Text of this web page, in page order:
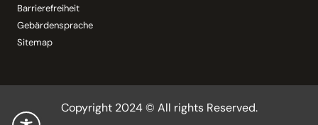
Barrierefreiheit
Gebärdensprache
Sitemap
Copyright 2024 © All rights Reserved.